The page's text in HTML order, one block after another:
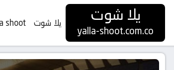
يلا شوت
yalla-shoot.com.co
يلا شوت shoot